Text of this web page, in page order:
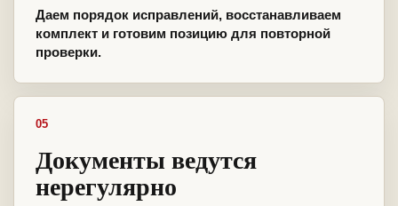
Даем порядок исправлений, восстанавливаем
комплект и готовим позицию для повторной
проверки.
05
Документы ведутся
нерегулярно